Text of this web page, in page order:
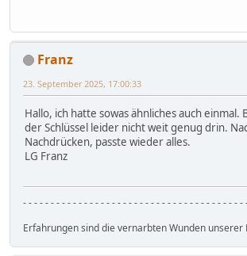
Franz
23. September 2025, 17:00:33
Hallo, ich hatte sowas ähnliches auch einmal.
der Schlüssel leider nicht weit genug drin.
Nachdrücken, passte wieder alles.
LG Franz
- - - - - - - - - - - - - - - - - - - - - - - - - - - - - - - - - - - - - - - -
Erfahrungen sind die vernarbten Wunden unserer